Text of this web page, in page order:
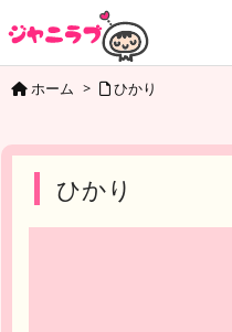
ホーム > ひかり
ひかり